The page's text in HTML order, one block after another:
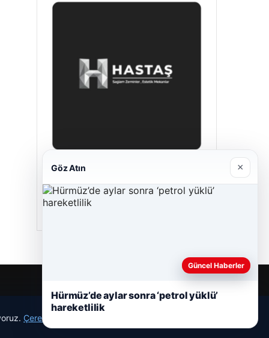
Hastaş Beton
05/26/2026
Çerez Politikamız
Göz Atın ×
Güncel Haberler
Hürmüz’de aylar sonra ‘petrol yüklü’
hareketlilik